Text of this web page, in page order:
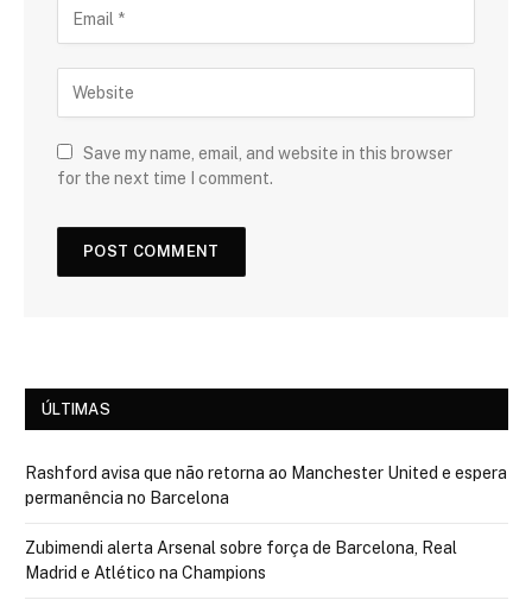
Save my name, email, and website in this browser
for the next time I comment.
ÚLTIMAS
Rashford avisa que não retorna ao Manchester United e espera
permanência no Barcelona
Zubimendi alerta Arsenal sobre força de Barcelona, Real
Madrid e Atlético na Champions